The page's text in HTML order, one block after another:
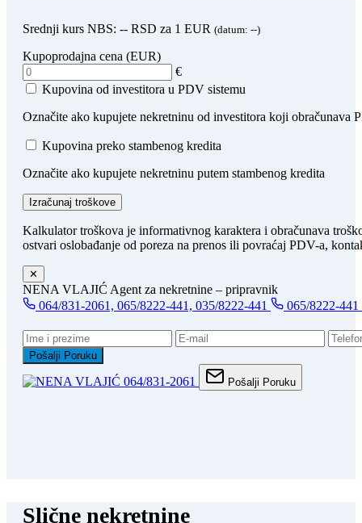
Srednji kurs NBS: -- RSD za 1 EUR (datum: --)
Kupoprodajna cena (EUR)
€
Kupovina od investitora u PDV sistemu
Označite ako kupujete nekretninu od investitora koji obračunava
Kupovina preko stambenog kredita
Označite ako kupujete nekretninu putem stambenog kredita
Izračunaj troškove
Kalkulator troškova je informativnog karaktera i obračunava
ostvari oslobađanje od poreza na prenos ili povraćaj PDV-a,
✕
NENA VLAJIĆ Agent za nekretnine – pripravnik
064/831-2061, 065/8222-441, 035/8222-441
065/8222-441
Pošalji Poruku
064/831-2061 Pošalji Poruku
Slične nekretnine